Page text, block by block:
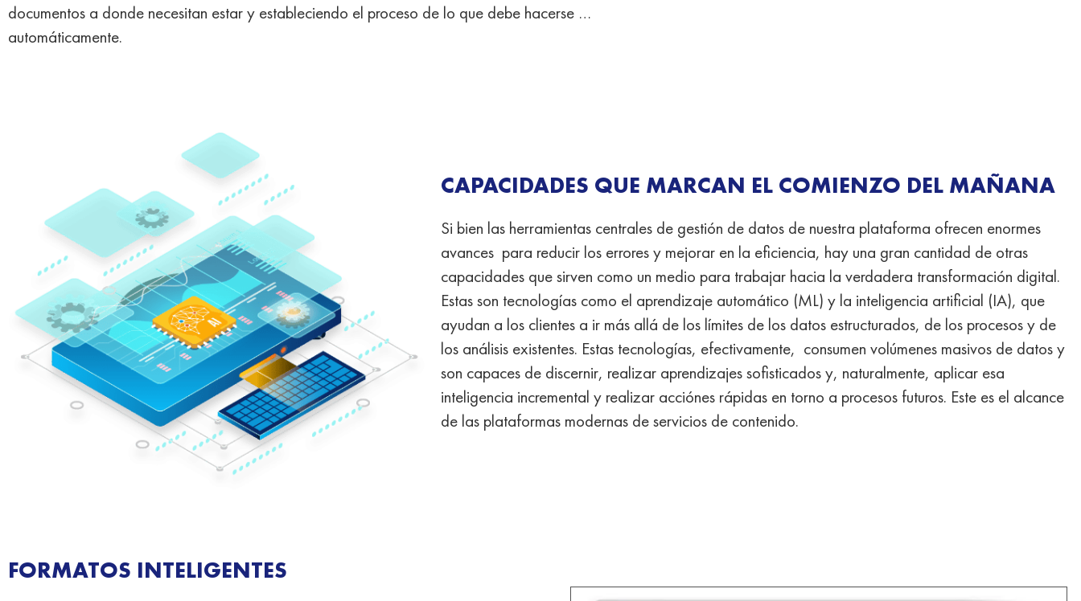
documentos a donde necesitan estar y estableciendo el proceso de lo que debe hacerse …
automáticamente.
CAPACIDADES QUE MARCAN EL COMIENZO DEL MAÑANA
Si bien las herramientas centrales de gestión de datos de nuestra plataforma ofrecen enormes
avances para reducir los errores y mejorar en la eficiencia, hay una gran cantidad de otras
capacidades que sirven como un medio para trabajar hacia la verdadera transformación digital.
Estas son tecnologías como el aprendizaje automático (ML) y la inteligencia artificial (IA), que
ayudan a los clientes a ir más allá de los límites de los datos estructurados, de los procesos y de
los análisis existentes. Estas tecnologías, efectivamente, consumen volúmenes masivos de datos y
son capaces de discernir, realizar aprendizajes sofisticados y, naturalmente, aplicar esa
inteligencia incremental y realizar acciónes rápidas en torno a procesos futuros. Este es el alcance
de las plataformas modernas de servicios de contenido.
FORMATOS INTELIGENTES